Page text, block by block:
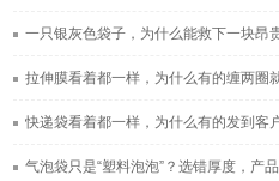
快递袋看着都一样，为什么有的发到客
气泡袋只是“塑料泡泡”？选错厚度，产